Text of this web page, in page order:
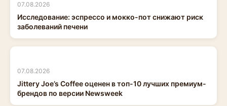
07.08.2026
Исследование: эспрессо и мокко-пот снижают риск
заболеваний печени
07.08.2026
Jittery Joe’s Coffee оценен в топ-10 лучших премиум-
брендов по версии Newsweek